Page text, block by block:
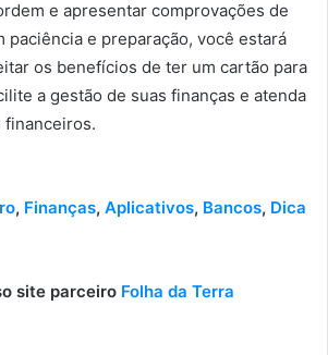
e apresentar comprovações de
paciência e preparação, você estará
os benefícios de ter um cartão para
a gestão de suas finanças e atenda
financeiros.
, Finanças, Aplicativos, Bancos, Dica
site parceiro Folha da Terra